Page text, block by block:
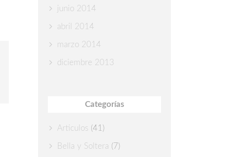
junio 2014
abril 2014
marzo 2014
diciembre 2013
Categorías
Articulos (41)
Bella y Soltera (7)